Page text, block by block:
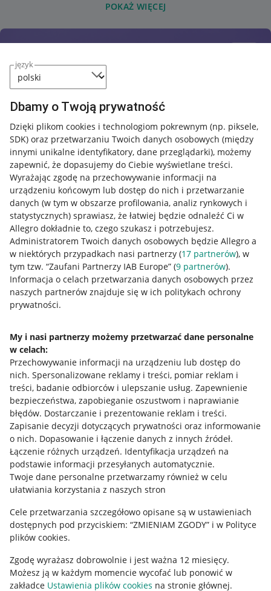
język
Dbamy o Twoją prywatność
Dzięki plikom cookies i technologiom pokrewnym (np. piksele,
SDK) oraz przetwarzaniu Twoich danych osobowych (między
innymi unikalne identyfikatory, dane przeglądarki), możemy
zapewnić, że dopasujemy do Ciebie wyświetlane treści.
Wyrażając zgodę na przechowywanie informacji na
urządzeniu końcowym lub dostęp do nich i przetwarzanie
danych (w tym w obszarze profilowania, analiz rynkowych i
statystycznych) sprawiasz, że łatwiej będzie odnaleźć Ci w
Allegro dokładnie to, czego szukasz i potrzebujesz.
Administratorem Twoich danych osobowych będzie Allegro a
w niektórych przypadkach nasi partnerzy (17 partnerów), w
tym tzw. “Zaufani Partnerzy IAB Europe” (9 partnerów).
Informacja o celach przetwarzania danych osobowych przez
naszych partnerów znajduje się w ich politykach ochrony
prywatności.
My i nasi partnerzy możemy przetwarzać dane personalne
w celach:
Przechowywanie informacji na urządzeniu lub dostęp do
nich. Spersonalizowane reklamy i treści, pomiar reklam i
treści, badanie odbiorców i ulepszanie usług. Zapewnienie
bezpieczeństwa, zapobieganie oszustwom i naprawianie
błędów. Dostarczanie i prezentowanie reklam i treści.
Zapisanie decyzji dotyczących prywatności oraz informowanie
o nich. Dopasowanie i łączenie danych z innych źródeł.
Łączenie różnych urządzeń. Identyfikacja urządzeń na
podstawie informacji przesyłanych automatycznie.
Twoje dane personalne przetwarzamy również w celu
ułatwiania korzystania z naszych stron
Cele przetwarzania szczegółowo opisane są w ustawieniach
dostępnych pod przyciskiem: “ZMIENIAM ZGODY” i w Polityce
plików cookies.
Zgodę wyrażasz dobrowolnie i jest ważna 12 miesięcy.
Możesz ją w każdym momencie wycofać lub ponowić w
zakładce Ustawienia plików cookies na stronie głównej.
POKAŻ WIĘCEJ
Nawigacja
Przydatne informacje
Jak to działa
Allegro Gadane dla sprzedających
Allegro Gadane dla kupujących
Mapa miejscowości
Informacje prawne
Regulamin
Polityka plików "cookies"
Ustawienia plików "cookies"
Udostępnianie lokalizacji
Informacje dla Aktu o Usługach Cyfrowych
Pobierz aplikację